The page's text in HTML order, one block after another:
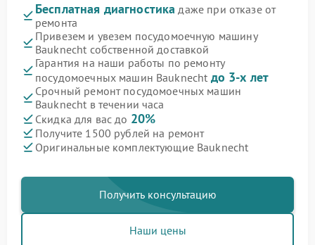
Бесплатная диагностика даже при отказе от
ремонта
Привезем и увезем посудомоечную машину
Bauknecht собственной доставкой
Гарантия на наши работы по ремонту
посудомоечных машин Bauknecht до 3-х лет
Срочный ремонт посудомоечных машин
Bauknecht в течении часа
Скидка для вас до 20%
Получите 1500 рублей на ремонт
Оригинальные комплектующие Bauknecht
Получить консультацию
Наши цены